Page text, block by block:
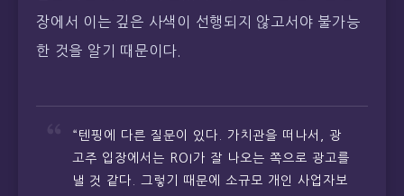
장에서 이는 깊은 사색이 선행되지 않고서야 불가능
한 것을 알기 때문이다.
“텐핑에 다른 질문이 있다. 가치관을 떠나서, 광
고주 입장에서는 ROI가 잘 나오는 쪽으로 광고를
낼 것 같다. 그렇기 때문에 소규모 개인 사업자보